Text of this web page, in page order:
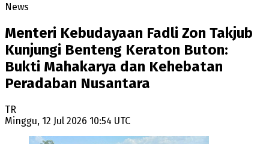
News
Menteri Kebudayaan Fadli Zon Takjub
Kunjungi Benteng Keraton Buton:
Bukti Mahakarya dan Kehebatan
Peradaban Nusantara
TR
Minggu, 12 Jul 2026 10:54 UTC